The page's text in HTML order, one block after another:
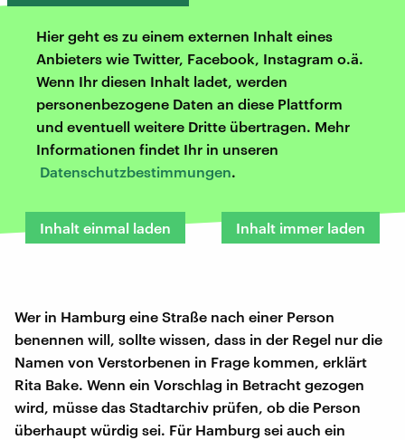
Hier geht es zu einem externen Inhalt eines
Anbieters wie Twitter, Facebook, Instagram o.ä.
Wenn Ihr diesen Inhalt ladet, werden
personenbezogene Daten an diese Plattform
und eventuell weitere Dritte übertragen. Mehr
Informationen findet Ihr in unseren
Datenschutzbestimmungen.
Inhalt einmal laden Inhalt immer laden
Wer in Hamburg eine Straße nach einer Person
benennen will, sollte wissen, dass in der Regel nur die
Namen von Verstorbenen in Frage kommen, erklärt
Rita Bake. Wenn ein Vorschlag in Betracht gezogen
wird, müsse das Stadtarchiv prüfen, ob die Person
überhaupt würdig sei. Für Hamburg sei auch ein